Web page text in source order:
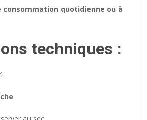
consommation quotidienne ou à
techniques :